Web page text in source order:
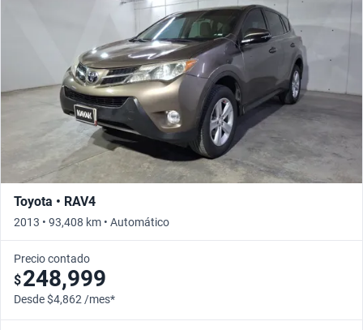
Toyota • RAV4
2013 • 93,408 km • Automático
Precio contado
$248,999
Desde $4,862 /mes*